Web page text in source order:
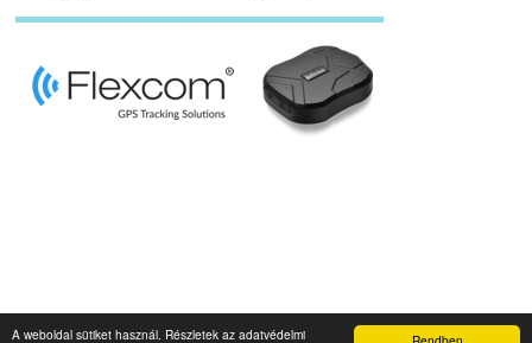
A weboldal sütiket használ. Részletek az adatvédelmi